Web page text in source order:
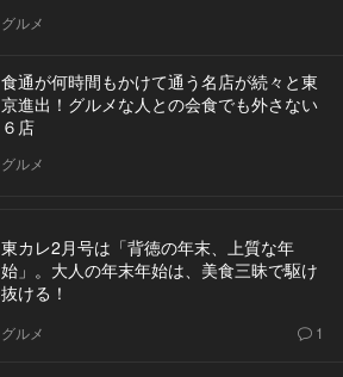
グルメ
食通が何時間もかけて通う名店が続々と東
京進出！グルメな人との会食でも外さない
６店
グルメ
東カレ2月号は「背徳の年末、上質な年
始」。大人の年末年始は、美食三昧で駆け
抜ける！
グルメ 1